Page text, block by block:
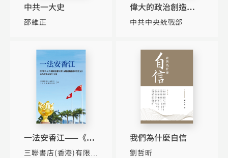
中共一大史
邵維正
偉大的政治創造——
中國新型政黨制度
中共中央統戰部
一法安香江——《中
華人民共和國香港特
三聯書店(香港)有限公
我們為什麼自信
劉哲昕